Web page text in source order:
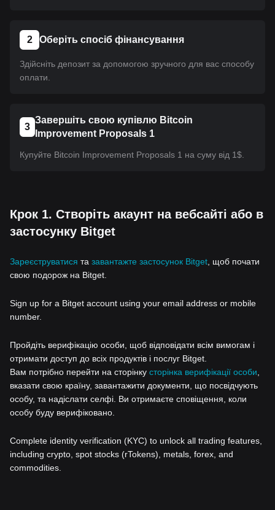
2 Оберіть спосіб фінансування
Здійсніть депозит за допомогою зручного для вас способу
оплати.
3
Завершіть свою купівлю Bitcoin
Improvement Proposals 1
Купуйте Bitcoin Improvement Proposals 1 на суму від 1$.
Крок 1. Створіть акаунт на вебсайті або в
застосунку Bitget
Зареєструватися та завантажте застосунок Bitget , щоб почати
свою подорож на Bitget.
Sign up for a Bitget account using your email address or mobile
number.
Пройдіть верифікацію особи, щоб відповідати всім вимогам і
отримати доступ до всіх продуктів і послуг Bitget.
Вам потрібно перейти на сторінку сторінка верифікації особи
вказати свою країну, завантажити документи, що посвідчують
особу, та надіслати селфі. Ви отримаєте сповіщення, коли
особу буду верифіковано.
Complete identity verification (KYC) to unlock all trading features,
including crypto, spot stocks (rTokens), metals, forex, and
commodities.